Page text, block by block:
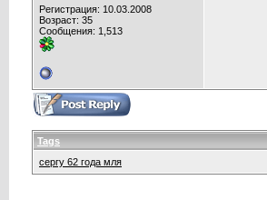
Регистрация: 10.03.2008
Возраст: 35
Сообщения: 1,513
Tags
сергу 62 года мля